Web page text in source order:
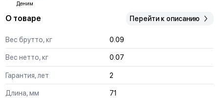
Деним
О товаре Перейти к описанию
Вес брутто, кг 0.09
Вес нетто, кг 0.07
Гарантия, лет 2
Длина, мм 71